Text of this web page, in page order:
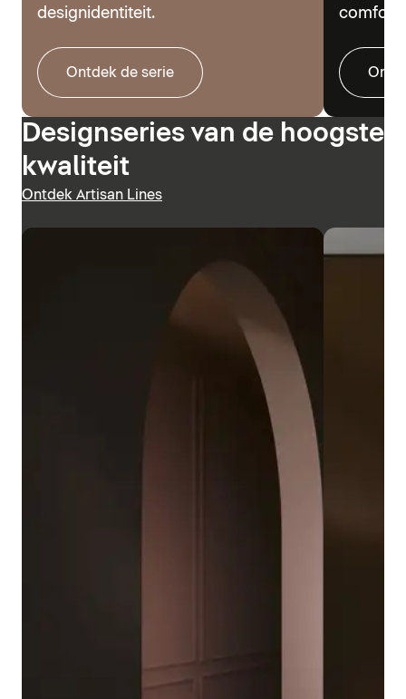
designidentiteit.
Ontdek de serie
comfort.
Designseries van de hoogste
kwaliteit
Ontdek Artisan Lines